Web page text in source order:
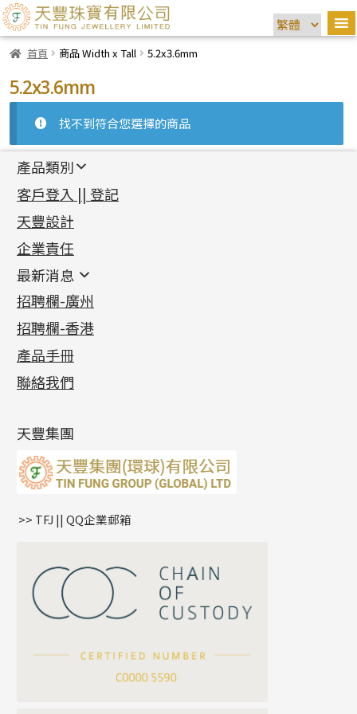
首頁 商品 Width x Tall 5.2x3.6mm
5.2x3.6mm
找不到符合您選擇的商品
公司名稱
產品類別
新產品
足金系列
足金配件
機織鏈系列
珠仔鏈
镶口链
管狀網鏈
十字車花鏈系列
十字閃O鏈系列
十字錘打鏈系列
側身車花鏈系列
側身鏈系列
雙十字鏈系列
水波鏈系列
蛇骨鏈系列
鏈尾系列
嘴唇鏈系列
S車花鏈系列
珍珠鏈系列
坦克鏈系列
滿天星鏈系列
方假繩鏈系列
首飾配件
耳環類配件
卷迫系列
螺絲迫系列
梅花迫系列
平臺迫系列
綫拍系列
美拍系列
耳環扣系列
耳綫/耳鈎系列
耳環爪頭
耳環
鏈類配件
動感車花吊墜
調節珠系列
生圈扣系列
龍蝦扣系列
鴨俐制系列
字母吊墜
相盒吊墜
項鏈吊墜
生肖吊墜
星座吊墜
珠扣
其他類配件
珠盤系列
袖口鈕系列
焊片及鐳射綫
空心車花管
珠類配件
無孔光身珠
空心光身珠
無孔批花珠
鑲口類
四爪頭系列
六爪頭系列
車花片
動感車花片
鑲口戒指
鑲口手鏈系列
首飾系列
手镯系列
戒指系列
空心耳環
空心车花管首饰链
空心手鐲系列
貴金屬原料
千足金
記憶金屬系列
記憶戒指
拉簧珠珠手鏈
記憶鈦手鐲
客戶登入 || 登記
天豐設計
企業責任
最新消息
最新消息
各項證書(2)
相片集(9)
展覽會資訊
最新產品資訊
招聘欄-廣州
招聘欄-香港
產品手冊
聯絡我們
天豐集團
>> TFJ || QQ企業郵箱